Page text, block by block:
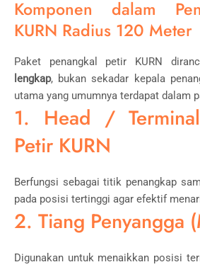
Komponen dalam
KURN Radius 120 Meter
Paket penangkal petir KURN
lengkap, bukan sekadar kepala
utama yang umumnya terdapat dalam
1. Head /
Petir KURN
Berfungsi sebagai titik penangkap
pada posisi tertinggi agar efektif
2. Tiang Penyangga
Digunakan untuk menaikkan posisi